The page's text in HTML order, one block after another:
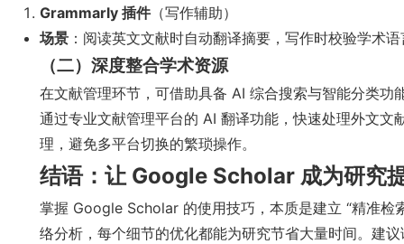
Grammarly 插件（写作辅助）
场景 ：阅读英文文献时自动翻译摘要，写作时校验学术
（二）深度整合学术资源
在文献管理环节，可借助具备 AI 综合搜索与智能分类
通过专业文献管理平台的 AI 翻译功能，快速处理外文
理，避免多平台切换的繁琐操作。
结语：让 Google Scholar 成为研究
掌握 Google Scholar 的使用技巧，本质是建立 “精准
络分析，每个细节的优化都能为研究节省大量时间。建